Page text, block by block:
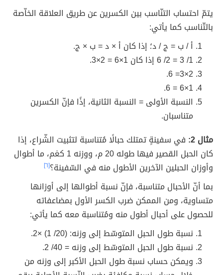
يتمّ احتساب التنّاسب بين الكسرين عن طريق العلاقة الخاّصة
بالتّناسب كما يأتي:
أ / ب = ج / د؛ إذا كان أ × د = ب × ج.
1/ 3 = 2/ 6 إذا كان 1×6 = 2×3.
2×3= 6.
1×6 = 6.
النسبة الأولى = النسبة الثانية، إذًا فإنّ الكسرين
متناسبان.
مثال 2:
في سفينةٍ تمتلك حبالًا مُتناسبة لتثبيت الشّراع، إذا
كان الحبل القصير فيها طوله 20 م، ووزنه 1 كغم، ما أطوال
وأوزان الحبلين الآخرين الأطول منه في السّفينة؟[٦]
بما أنّ الأحبال متناسبة، فإنّ نسبة أطوالها إلى أوزانها
متساوية، ومن الممكن ضرب الكسر الأول بمضاعفاته
للحصول على أحبال أطول منه ومُتناسبة معه كما يأتي:
نسبة طول الحبل المتوسّط إلى وزنه: (20/ 1) ×2.
نسبة طول الحبل المتوسّط إلى وزنه = 40/ 2.
ويمكن حساب نسبة طول الحبل الأكبر إلى وزنه من